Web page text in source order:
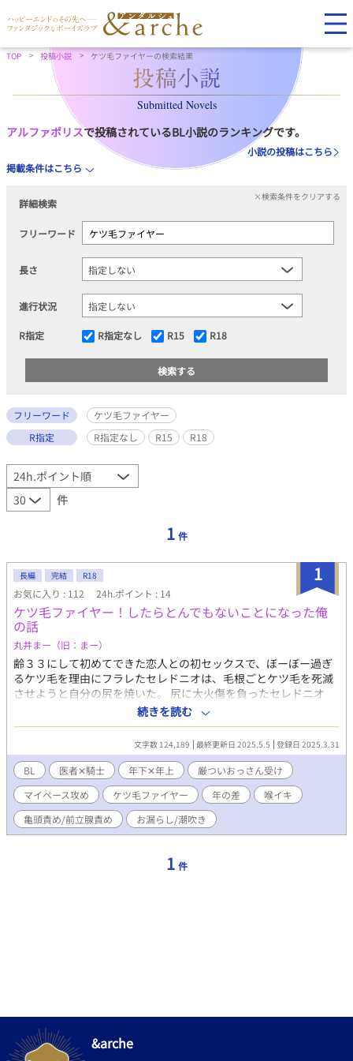
TOP 投稿小説 ケツ毛ファイヤーの検索結果
Submitted Novels
アルファポリスで投稿されているBL小説のランキングです。
小説の投稿はこちら
掲載条件はこちら
詳細検索
×検索条件をクリアする
フリーワード
長さ
進行状況
R指定 R指定なし R15 R18
フリーワード
ケツ毛ファイヤー
R指定
R指定なし R15 R18
件
1 件
1
長編 完結 R18
お気に入り : 112 24h.ポイント : 14
ケツ毛ファイヤー！したらとんでもないことになった俺
の話
丸井まー（旧：まー）
齢３３にして初めてできた恋人との初セックスで、ぼーぼー過ぎ
るケツ毛を理由にフラレたセレドニオは、毛根ごとケツ毛を死滅
させようと自分の尻を焼いた。 尻に大火傷を負ったセレドニオ
は、病院に入院することになる。 自分でケツ毛ファイヤーしちゃ
ったおっさんのお話。 マイペースな年下医者✕ケツ毛ファイヤー
した厳ついおっさん騎士。 ※ムーンライトノベルズさんでも公開
しております。 ※何でも許せる人向けです。 ※全35話＋おまけの
小話 ※エロあり回には※がついてます。
続きを読む
文字数 124,189 最終更新日 2025.5.5 登録日 2025.3.31
BL 医者✕騎士 年下✕年上
厳ついおっさん受け
マイペース攻め
ケツ毛ファイヤー 年の差
喉イキ
亀頭責め/前立腺責め
お漏らし/潮吹き
1 件
&arche